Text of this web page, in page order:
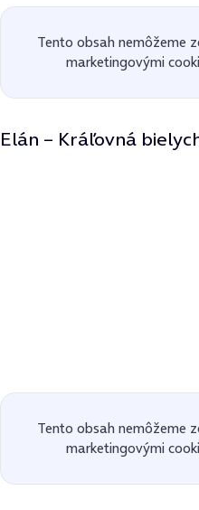
Tento obsah nemôžeme
marketingovými
Elán – Kráľovná
Tento obsah nemôžeme
marketingovými